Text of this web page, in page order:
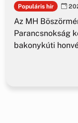
Populáris hír
Az MH
Parancsnokság
bakonykúti